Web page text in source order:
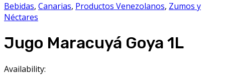
Bebidas, Canarias, Productos Venezolanos, Zumos y
Néctares
Jugo Maracuyá Goya 1L
Availability: